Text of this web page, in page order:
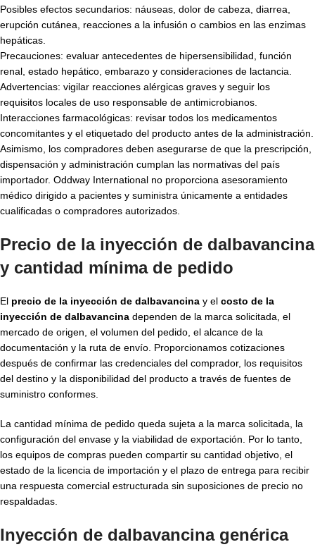
Posibles efectos secundarios: náuseas, dolor de cabeza, diarrea,
erupción cutánea, reacciones a la infusión o cambios en las enzimas
hepáticas.
Precauciones: evaluar antecedentes de hipersensibilidad, función
renal, estado hepático, embarazo y consideraciones de lactancia.
Advertencias: vigilar reacciones alérgicas graves y seguir los
requisitos locales de uso responsable de antimicrobianos.
Interacciones farmacológicas: revisar todos los medicamentos
concomitantes y el etiquetado del producto antes de la administración.
Asimismo, los compradores deben asegurarse de que la prescripción,
dispensación y administración cumplan las normativas del país
importador. Oddway International no proporciona asesoramiento
médico dirigido a pacientes y suministra únicamente a entidades
cualificadas o compradores autorizados.
Precio de la inyección de dalbavancina
y cantidad mínima de pedido
El precio de la inyección de dalbavancina y el costo de la
inyección de dalbavancina dependen de la marca solicitada, el
mercado de origen, el volumen del pedido, el alcance de la
documentación y la ruta de envío. Proporcionamos cotizaciones
después de confirmar las credenciales del comprador, los requisitos
del destino y la disponibilidad del producto a través de fuentes de
suministro conformes.
La cantidad mínima de pedido queda sujeta a la marca solicitada, la
configuración del envase y la viabilidad de exportación. Por lo tanto,
los equipos de compras pueden compartir su cantidad objetivo, el
estado de la licencia de importación y el plazo de entrega para recibir
una respuesta comercial estructurada sin suposiciones de precio no
respaldadas.
Inyección de dalbavancina genérica